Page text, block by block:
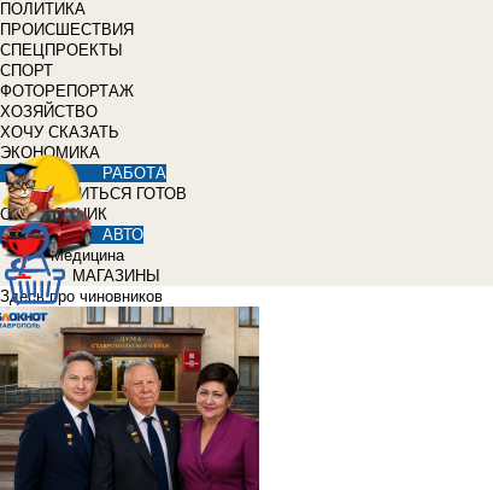
ПОЛИТИКА
ПРОИСШЕСТВИЯ
СПЕЦПРОЕКТЫ
СПОРТ
ФОТОРЕПОРТАЖ
ХОЗЯЙСТВО
ХОЧУ СКАЗАТЬ
ЭКОНОМИКА
РАБОТА
УЧИТЬСЯ ГОТОВ
СПРАВОЧНИК
АВТО
Медицина
МАГАЗИНЫ
Здесь про чиновников